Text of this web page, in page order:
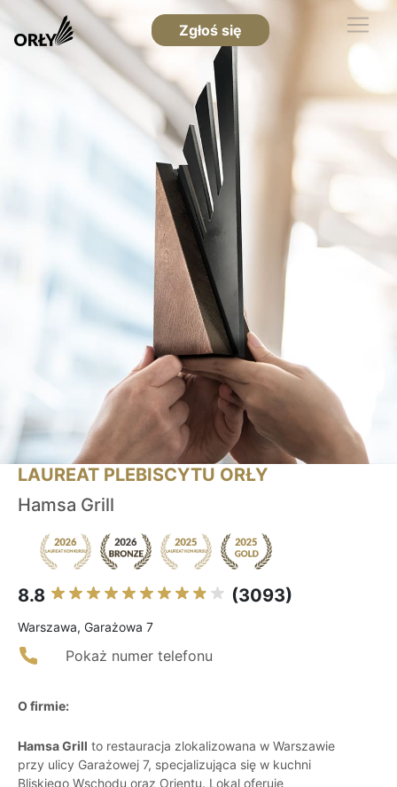
Zgłoś się
LAUREAT PLEBISCYTU ORŁY
Hamsa Grill
8.8 (3093)
Warszawa, Garażowa 7
Pokaż numer telefonu
O firmie:
Hamsa Grill to restauracja zlokalizowana w Warszawie
przy ulicy Garażowej 7, specjalizująca się w kuchni
Bliskiego Wschodu oraz Orientu. Lokal oferuje